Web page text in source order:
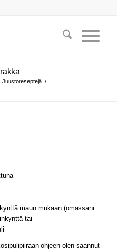
Juustoreseptejä /
maun mukaan (omassani
tai
ohjeen olen saannut